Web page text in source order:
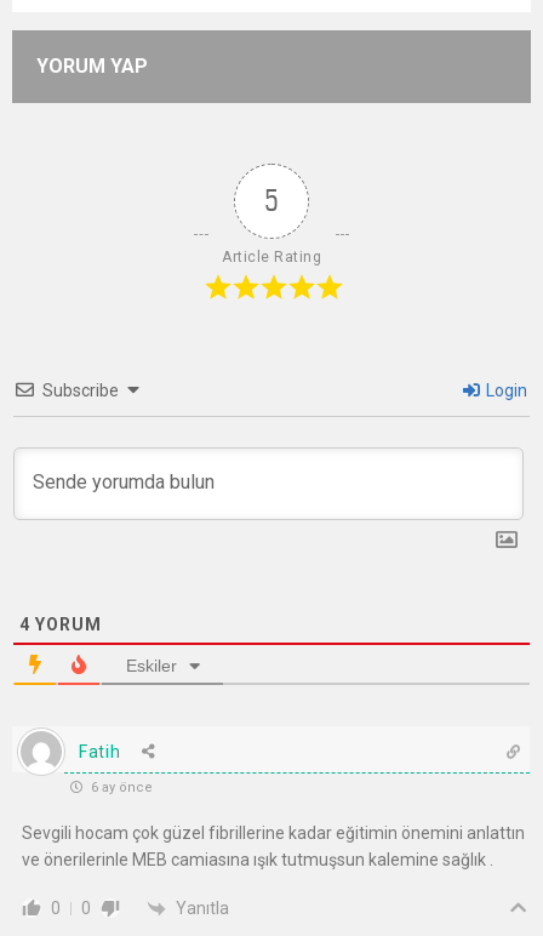
YORUM YAP
5
Article Rating
Subscribe Login
4 YORUM
Eskiler
Fatih
6 ay önce
Sevgili hocam çok güzel fibrillerine kadar eğitimin önemini anlattın
ve önerilerinle MEB camiasına ışık tutmuşsun kalemine sağlık .
0 0 Yanıtla